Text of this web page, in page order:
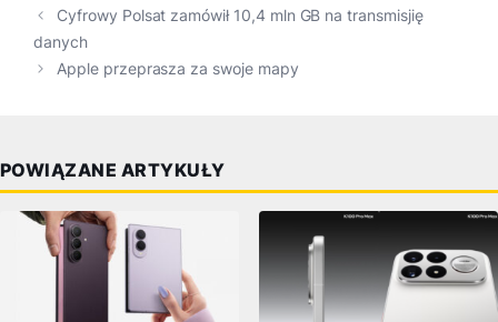
Cyfrowy Polsat zamówił 10,4 mln GB na transmisjię
danych
Apple przeprasza za swoje mapy
POWIĄZANE ARTYKUŁY